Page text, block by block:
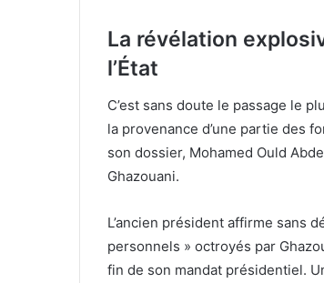
La révélation
l’État
C’est sans doute le passage le
la provenance d’une partie des
son dossier, Mohamed Ould
Ghazouani.
L’ancien président affirme sans
personnels » octroyés par
fin de son mandat présidentiel.